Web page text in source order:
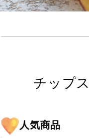
チップ
人気商品